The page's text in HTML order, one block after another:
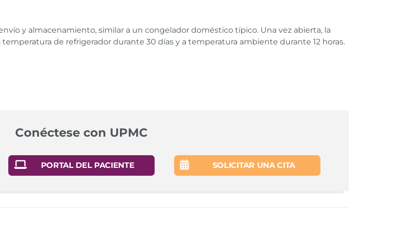
y almacenamiento, similar a un congelador doméstico típico. Una vez abierta, la
de refrigerador durante 30 días y a temperatura ambiente durante 12 horas.
(Vaccination Providers). Emergency Use Authorization (EUA) of the Pfizer-BioNTech COVID-
Authorization (EUA) of the Pfizer-BioNTech COVID-19 Vaccine to Prevent Coronavirus
Conéctese con UPMC
PORTAL DEL PACIENTE SOLICITAR UNA CITA